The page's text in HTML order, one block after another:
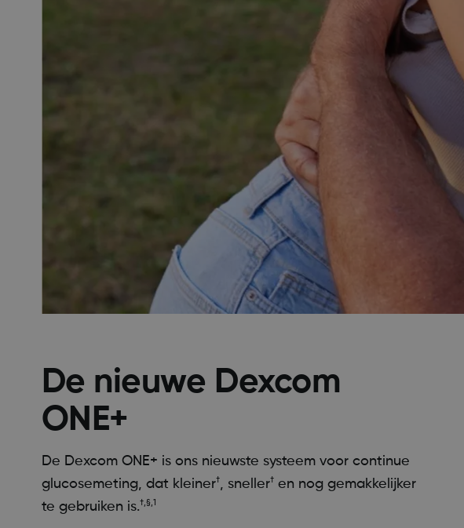
De nieuwe Dexcom
ONE+
De Dexcom ONE+ is ons nieuwste systeem voor continue
glucosemeting, dat kleiner†, sneller† en nog gemakkelijker
te gebruiken is.†,§,1